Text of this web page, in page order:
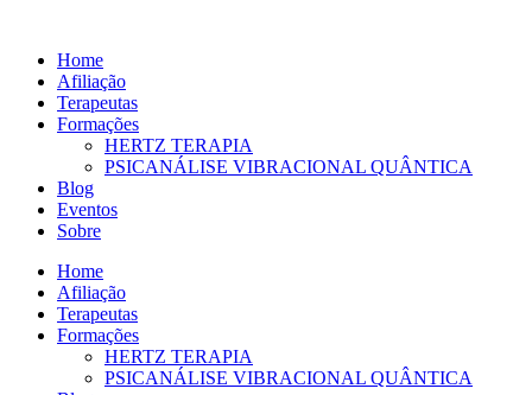
conteúdo
Home
Afiliação
Terapeutas
Formações
HERTZ TERAPIA
PSICANÁLISE VIBRACIONAL QUÂNTICA
Blog
Eventos
Sobre
Home
Afiliação
Terapeutas
Formações
HERTZ TERAPIA
PSICANÁLISE VIBRACIONAL QUÂNTICA